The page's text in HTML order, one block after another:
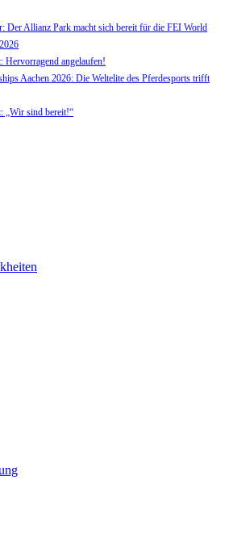
Der Allianz Park macht sich bereit für die FEI World
angelaufen!
Aachen 2026: Die Weltelite des Pferdesports trifft
sind bereit!“